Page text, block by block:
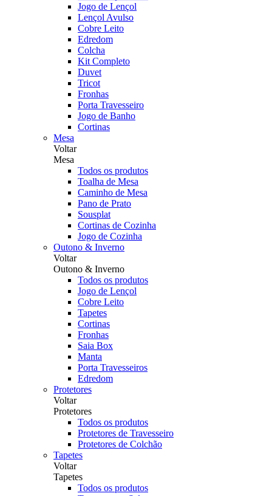
Jogo de Lençol
Lençol Avulso
Cobre Leito
Edredom
Colcha
Kit Completo
Duvet
Tricot
Fronhas
Porta Travesseiro
Jogo de Banho
Cortinas
Mesa
Voltar
Mesa
Todos os produtos
Toalha de Mesa
Caminho de Mesa
Pano de Prato
Sousplat
Cortinas de Cozinha
Jogo de Cozinha
Outono & Inverno
Voltar
Outono & Inverno
Todos os produtos
Jogo de Lençol
Cobre Leito
Tapetes
Cortinas
Fronhas
Saia Box
Manta
Porta Travesseiros
Edredom
Protetores
Voltar
Protetores
Todos os produtos
Protetores de Travesseiro
Protetores de Colchão
Tapetes
Voltar
Tapetes
Todos os produtos